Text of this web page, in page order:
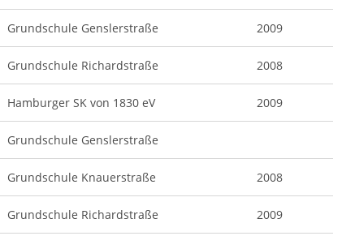
Grundschule Genslerstraße 2009
Grundschule Richardstraße 2008
Hamburger SK von 1830 eV 2009
Grundschule Genslerstraße
Grundschule Knauerstraße 2008
Grundschule Richardstraße 2009